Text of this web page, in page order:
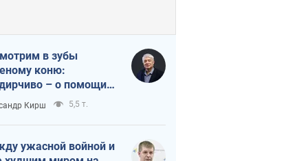
в зубы
коню:
– о помощи
Кирш 5,5 т.
ужасной войной и